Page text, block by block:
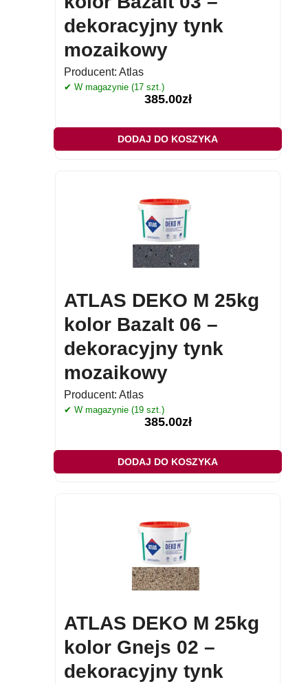
dekoracyjny tynk
mozaikowy
Producent: Atlas
✔ W magazynie (17 szt.)
385.00zł
DODAJ DO KOSZYKA
ATLAS DEKO M 25kg
kolor Bazalt 06 –
dekoracyjny tynk
mozaikowy
Producent: Atlas
✔ W magazynie (19 szt.)
385.00zł
DODAJ DO KOSZYKA
ATLAS DEKO M 25kg
kolor Gnejs 02 –
dekoracyjny tynk